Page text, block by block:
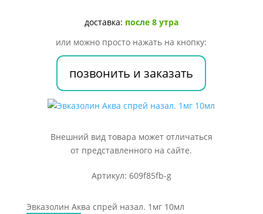
1мг
доставка: после 8 утра
или можно просто нажать на кнопку:
позвонить и заказать
Внешний вид товара может отличаться
от представленного на сайте.
Артикул: 609f85fb-g
Эвказолин Аква спрей назал. 1мг 10мл